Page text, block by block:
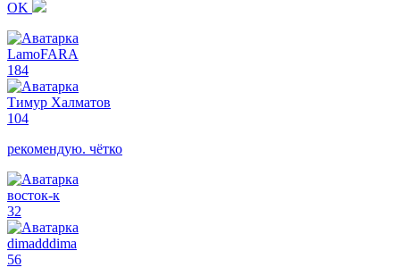
OK
LamoFARA
184
Тимур Халматов
104
рекомендую. чётко
восток-к
32
dimadddima
56